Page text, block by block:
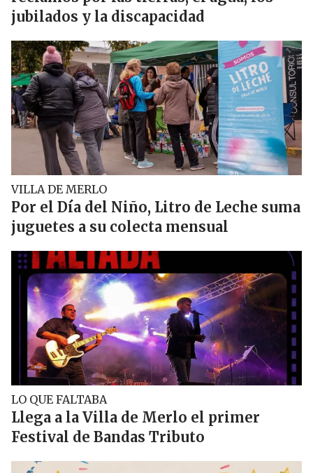
jubilados y la discapacidad
VILLA DE MERLO
Por el Día del Niño, Litro de Leche suma
juguetes a su colecta mensual
LO QUE FALTABA
Llega a la Villa de Merlo el primer
Festival de Bandas Tributo